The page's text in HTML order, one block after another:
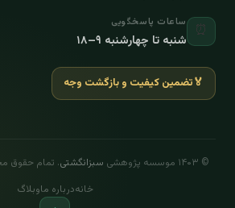
⏰ ساعات پاسخگویی
شنبه تا چهارشنبه ۹–۱۸
🏅تضمین کیفیت و بازگشت وجه
© ۱۴۰۳ موسسه پژوهشی سبزانگشتی. تمام حقوق
خانهدرباره ماوبلاگ